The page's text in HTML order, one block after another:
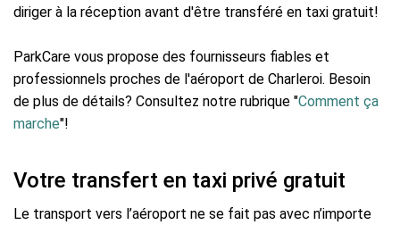
diriger à la réception avant d'être transféré en taxi gratuit!
ParkCare vous propose des fournisseurs fiables et
professionnels proches de l'aéroport de Charleroi. Besoin
de plus de détails? Consultez notre rubrique "Comment ça
marche"!
Votre transfert en taxi privé gratuit
Le transport vers l’aéroport ne se fait pas avec n’importe